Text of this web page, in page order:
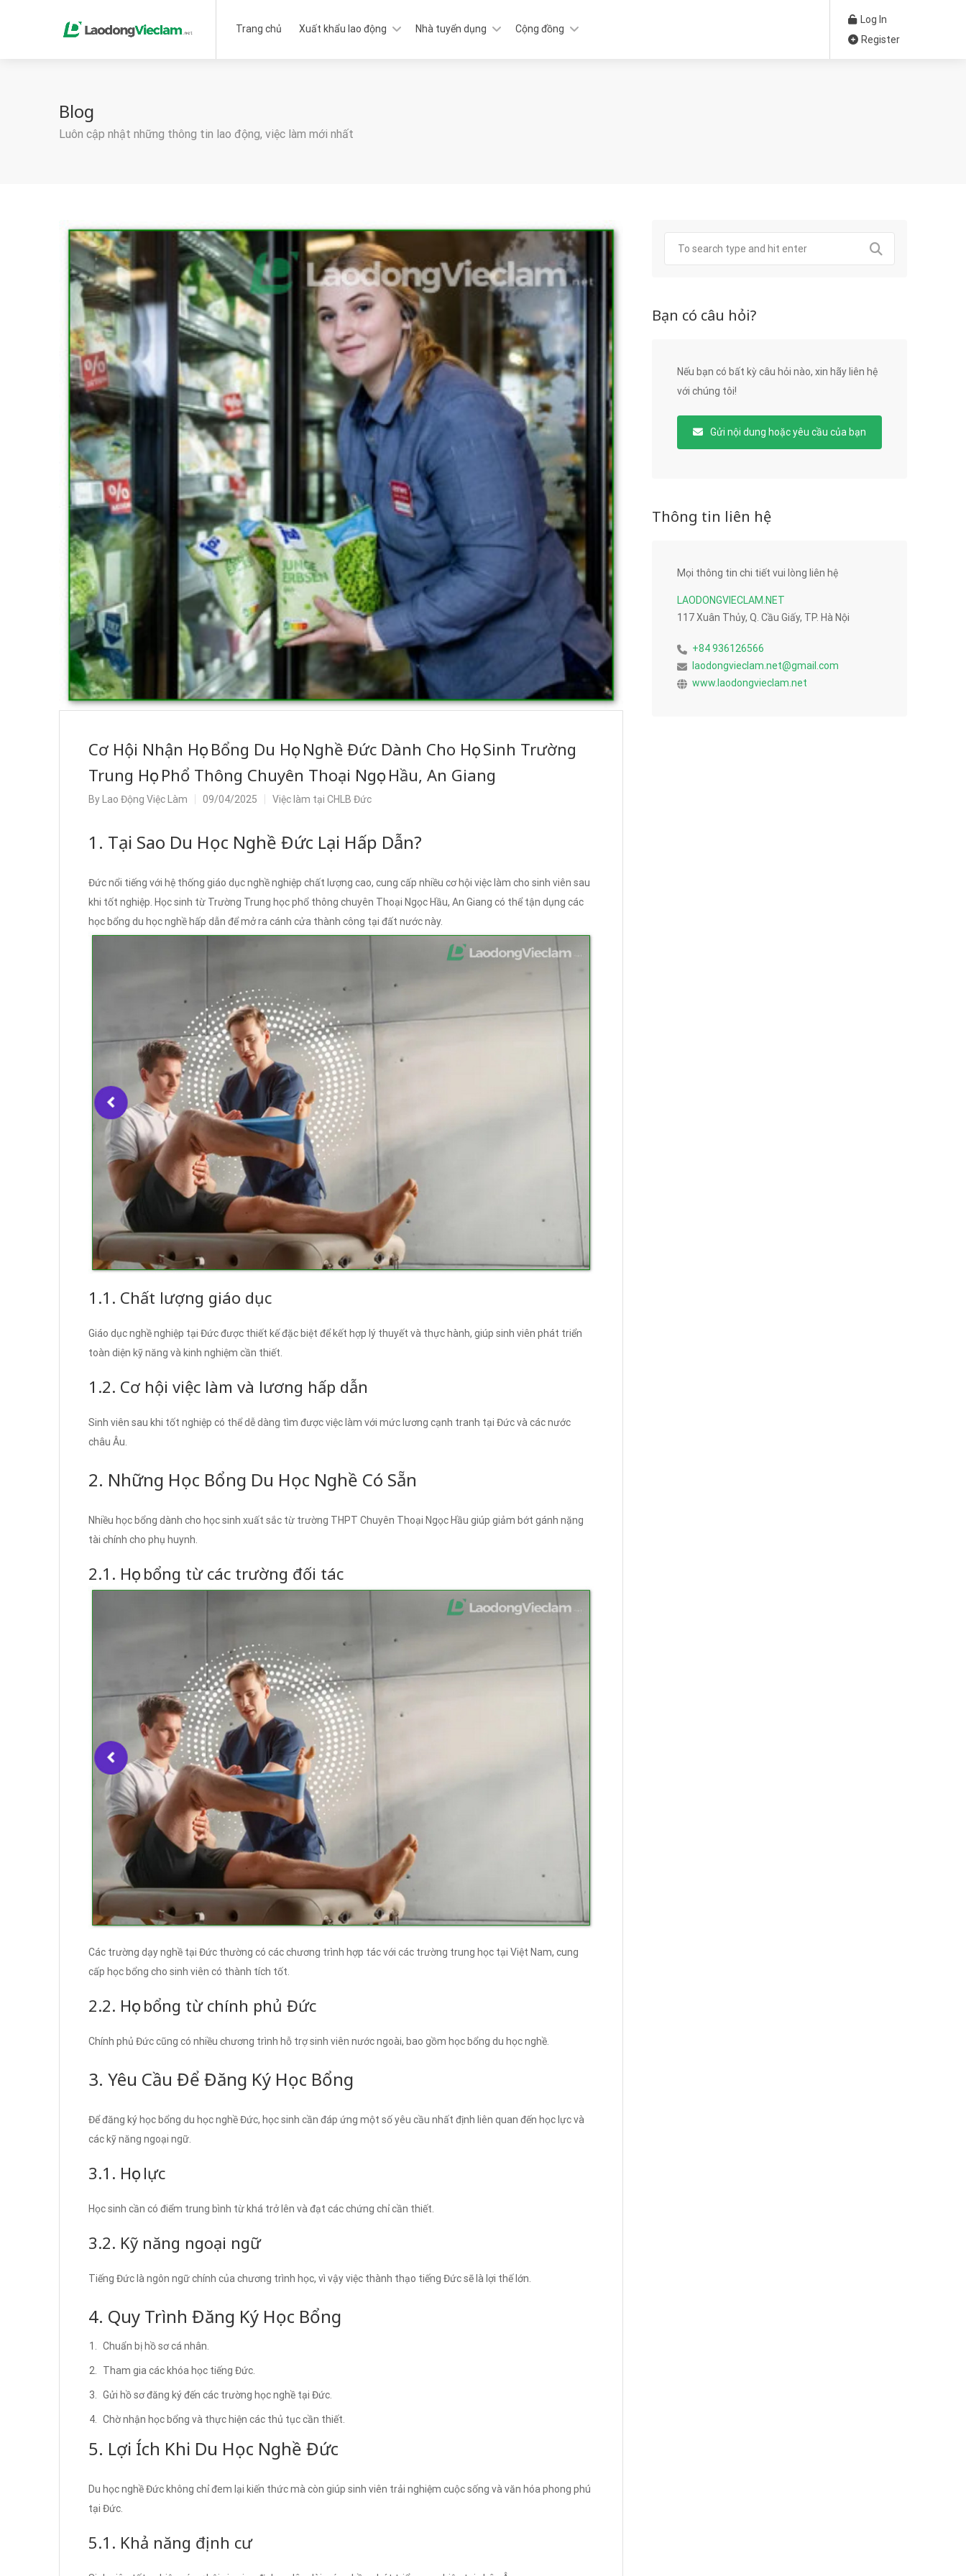
Trang chủ Xuất khẩu lao động Nhà tuyển dụng Cộng đồng
Log In
Register
Blog
Luôn cập nhật những thông tin lao động, việc làm mới nhất
Cơ Hội Nhận Học Bổng Du Học Nghề Đức Dành Cho Học Sinh Trường
Trung Học Phổ Thông Chuyên Thoại Ngọc Hầu, An Giang
By Lao Động Việc Làm 09/04/2025 Việc làm tại CHLB Đức
1. Tại Sao Du Học Nghề Đức Lại Hấp Dẫn?
Đức nổi tiếng với hệ thống giáo dục nghề nghiệp chất lượng cao, cung cấp nhiều cơ hội việc làm cho sinh viên sau
khi tốt nghiệp. Học sinh từ Trường Trung học phổ thông chuyên Thoại Ngọc Hầu, An Giang có thể tận dụng các
học bổng du học nghề hấp dẫn để mở ra cánh cửa thành công tại đất nước này.
1.1. Chất lượng giáo dục
Giáo dục nghề nghiệp tại Đức được thiết kế đặc biệt để kết hợp lý thuyết và thực hành, giúp sinh viên phát triển
toàn diện kỹ năng và kinh nghiệm cần thiết.
1.2. Cơ hội việc làm và lương hấp dẫn
Sinh viên sau khi tốt nghiệp có thể dễ dàng tìm được việc làm với mức lương cạnh tranh tại Đức và các nước
châu Âu.
2. Những Học Bổng Du Học Nghề Có Sẵn
Nhiều học bổng dành cho học sinh xuất sắc từ trường THPT Chuyên Thoại Ngọc Hầu giúp giảm bớt gánh nặng
tài chính cho phụ huynh.
2.1. Học bổng từ các trường đối tác
Các trường dạy nghề tại Đức thường có các chương trình hợp tác với các trường trung học tại Việt Nam, cung
cấp học bổng cho sinh viên có thành tích tốt.
2.2. Học bổng từ chính phủ Đức
Chính phủ Đức cũng có nhiều chương trình hỗ trợ sinh viên nước ngoài, bao gồm học bổng du học nghề.
3. Yêu Cầu Để Đăng Ký Học Bổng
Để đăng ký học bổng du học nghề Đức, học sinh cần đáp ứng một số yêu cầu nhất định liên quan đến học lực và
các kỹ năng ngoại ngữ.
3.1. Học lực
Học sinh cần có điểm trung bình từ khá trở lên và đạt các chứng chỉ cần thiết.
3.2. Kỹ năng ngoại ngữ
Tiếng Đức là ngôn ngữ chính của chương trình học, vì vậy việc thành thạo tiếng Đức sẽ là lợi thế lớn.
4. Quy Trình Đăng Ký Học Bổng
Chuẩn bị hồ sơ cá nhân.
Tham gia các khóa học tiếng Đức.
Gửi hồ sơ đăng ký đến các trường học nghề tại Đức.
Chờ nhận học bổng và thực hiện các thủ tục cần thiết.
5. Lợi Ích Khi Du Học Nghề Đức
Du học nghề Đức không chỉ đem lại kiến thức mà còn giúp sinh viên trải nghiệm cuộc sống và văn hóa phong phú
tại Đức.
5.1. Khả năng định cư
Bạn có câu hỏi?
Nếu bạn có bất kỳ câu hỏi nào, xin hãy liên hệ
với chúng tôi!
Gửi nội dung hoặc yêu cầu của bạn
Thông tin liên hệ
Mọi thông tin chi tiết vui lòng liên hệ
LAODONGVIECLAM.NET
117 Xuân Thủy, Q. Cầu Giấy, TP. Hà Nội
+84 936126566
laodongvieclam.net@gmail.com
www.laodongvieclam.net